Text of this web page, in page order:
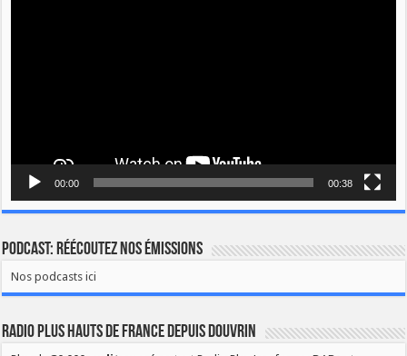
00:00 00:38
Podcast: Réécoutez nos émissions
Nos podcasts ici
Radio Plus Hauts de France depuis Douvrin